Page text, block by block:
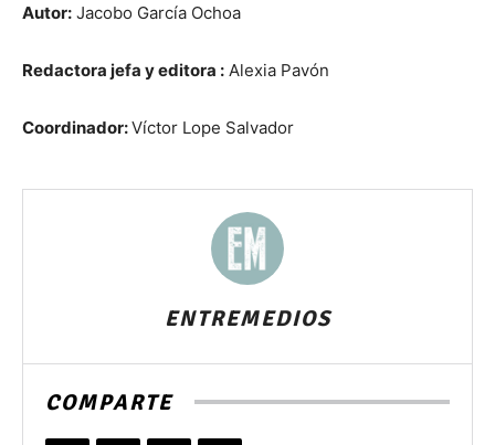
Autor: Jacobo García Ochoa
Redactora jefa yeditora : Alexia Pavón
Coordinador:Víctor Lope Salvador
ENTREMEDIOS
COMPARTE